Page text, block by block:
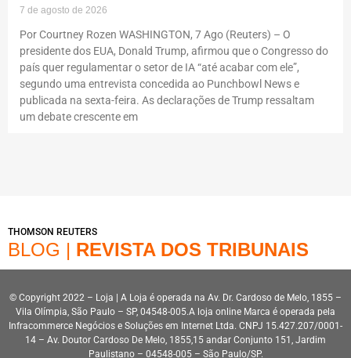
7 de agosto de 2026
Por Courtney Rozen WASHINGTON, 7 Ago (Reuters) – O
presidente dos EUA, Donald Trump, afirmou que o Congresso do
país quer regulamentar o setor de IA “até acabar com ele”,
segundo uma entrevista concedida ao Punchbowl News e
publicada na sexta-feira. As declarações de Trump ressaltam
um debate crescente em
THOMSON REUTERS
BLOG | REVISTA DOS TRIBUNAIS
© Copyright 2022 – Loja | A Loja é operada na Av. Dr. Cardoso de Melo, 1855 –
Vila Olímpia, São Paulo – SP, 04548-005.A loja online Marca é operada pela
Infracommerce Negócios e Soluções em Internet Ltda. CNPJ 15.427.207/0001-
14 – Av. Doutor Cardoso De Melo, 1855,15 andar Conjunto 151, Jardim
Paulistano – 04548-005 – São Paulo/SP.